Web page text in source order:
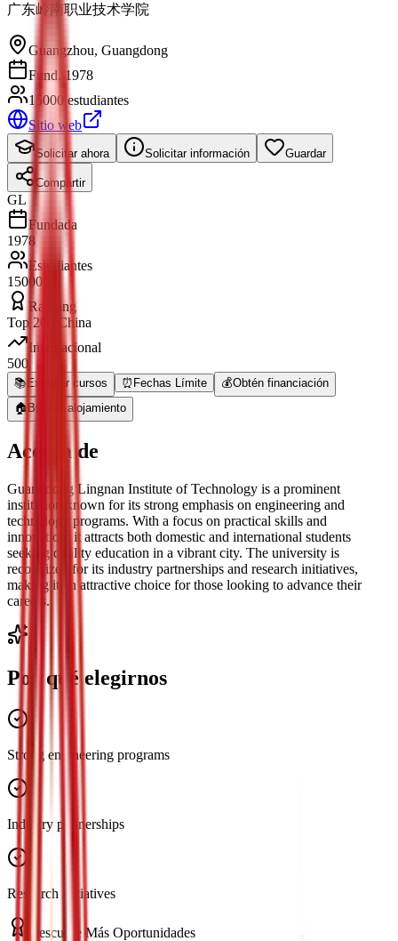
广东岭南职业技术学院
Guangzhou, Guangdong
Fund. 1978
15000 estudiantes
Sitio web
Solicitar ahora Solicitar información Guardar
Compartir
GL
Fundada
1978
Estudiantes
15000
Ranking
Top 200 China
Internacional
500
📚 Explorar cursos ⏰ Fechas Límite 💰Obtén financiación
🏠 Buscar alojamiento
Acerca de
Guangdong Lingnan Institute of Technology is a prominent
institution known for its strong emphasis on engineering and
technology programs. With a focus on practical skills and
innovation, it attracts both domestic and international students
seeking quality education in a vibrant city. The university is
recognized for its industry partnerships and research initiatives,
making it an attractive choice for those looking to advance their
careers.
Por qué elegirnos
Strong engineering programs
Industry partnerships
Research initiatives
Descubre Más Oportunidades